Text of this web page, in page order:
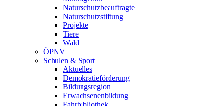
Naturschutzbeauftragte
Naturschutzstiftung
Projekte
Tiere
Wald
ÖPNV
Schulen & Sport
Aktuelles
Demokratieförderung
Bildungsregion
Erwachsenenbildung
Fahrbibliothek